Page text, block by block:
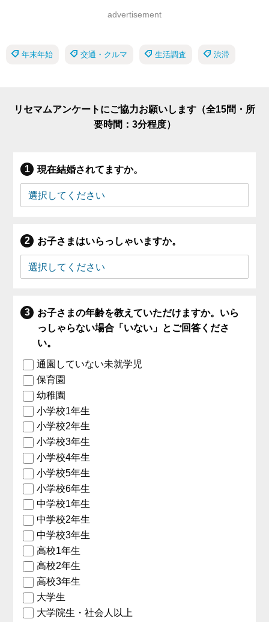
advertisement
年末年始 交通・クルマ 生活調査 渋滞
リセマムアンケートにご協力お願いします（全15問・所
要時間：3分程度）
現在結婚されてますか。
お子さまはいらっしゃいますか。
お子さまの年齢を教えていただけますか。いら
っしゃらない場合「いない」とご回答くださ
い。
通園していない未就学児
保育園
幼稚園
小学校1年生
小学校2年生
小学校3年生
小学校4年生
小学校5年生
小学校6年生
中学校1年生
中学校2年生
中学校3年生
高校1年生
高校2年生
高校3年生
大学生
大学院生・社会人以上